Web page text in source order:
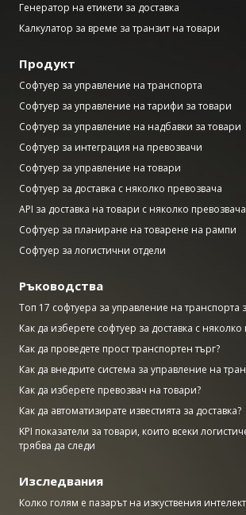
Генератор на етикети за доставка
Калкулатор за време за транзит на товари
Продукт
Софтуер за управление на транспорта
Софтуер за управление на тарифи за товари
Софтуер за управление на надбавки за товари
Софтуер за интеграция на превозвачи
Софтуер за управление на товари
Софтуер за доставка с няколко превозвача
API за доставка на товари с няколко превозвача
Софтуер за планиране на товарене на рампи
Софтуер за логистични отдели
Ръководства
Топ 17 софтуера за управление на транспорта
Как да изберете софтуер за доставка с няколко
Как да проведете прост транспортен търг?
Как да внедрите система за управление на
Как да изберете превозвач на товари?
Как да автоматизирате известията за доставка?
KPI показатели за товари, които всеки
трябва да следи
Изследвания
Колко голям е пазарът на изкуствения